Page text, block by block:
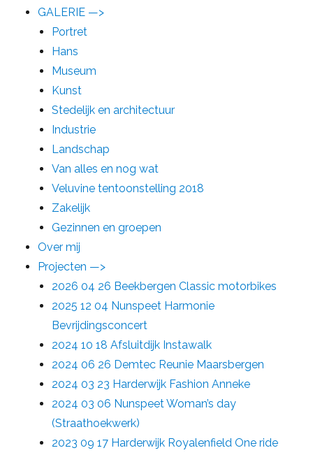
GALERIE —>
Portret
Hans
Museum
Kunst
Stedelijk en architectuur
Industrie
Landschap
Van alles en nog wat
Veluvine tentoonstelling 2018
Zakelijk
Gezinnen en groepen
Over mij
Projecten —>
2026 04 26 Beekbergen Classic motorbikes
2025 12 04 Nunspeet Harmonie
Bevrijdingsconcert
2024 10 18 Afsluitdijk Instawalk
2024 06 26 Demtec Reunie Maarsbergen
2024 03 23 Harderwijk Fashion Anneke
2024 03 06 Nunspeet Woman’s day
(Straathoekwerk)
2023 09 17 Harderwijk Royalenfield One ride